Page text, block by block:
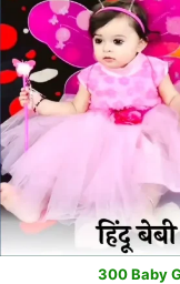
300 Baby